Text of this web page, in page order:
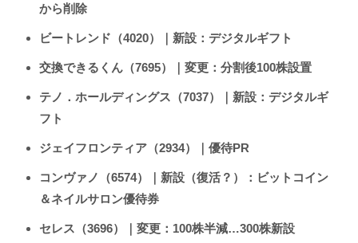
から削除
ビートレンド（4020）｜新設：デジタルギフト
交換できるくん（7695）｜変更：分割後100株設置
テノ．ホールディングス（7037）｜新設：デジタルギ
フト
ジェイフロンティア（2934）｜優待PR
コンヴァノ（6574）｜新設（復活？）：ビットコイン
＆ネイルサロン優待券
セレス（3696）｜変更：100株半減…300株新設